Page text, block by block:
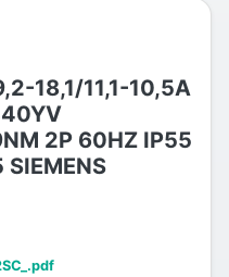
18,1/11,1-10,5A
2P 60HZ IP55